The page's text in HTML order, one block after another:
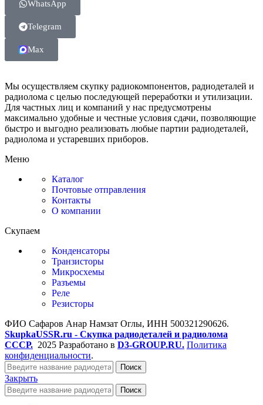
WhatsApp
Telegram
Max
Мы осуществляем скупку радиокомпонентов, радиодеталей и
радиолома с целью последующей переработки и утилизации.
Для частных лиц и компаний у нас предусмотрены
максимально удобные и честные условия сдачи, позволяющие
быстро и выгодно реализовать любые партии радиодеталей,
радиолома и устаревших приборов.
Меню
Каталог
Почтовые отправления
Контакты
О компании
Скупаем
Конденсаторы
Транзисторы
Микросхемы
Разъемы
Реле
Резисторы
ФИО Сафаров Анар Намзат Оглы, ИНН 500321290626.
SkupkaUSSR.ru - Скупка радиодеталей и радиолома
СССР. 2025 Разработано в D3-GROUP.RU. Политика
конфиденциальности.
Поиск
Закрыть
Поиск